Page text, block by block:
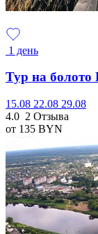
1 день
Тур на болото
15.08 22.08 29.08
4.0 2 Отзыва
от 135 BYN